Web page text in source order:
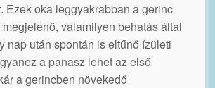
Ezek oka leggyakrabban a gerinc
valamilyen behatás által
nap után spontán is eltűnő ízületi
a panasz lehet az első
a gerincben növekedő